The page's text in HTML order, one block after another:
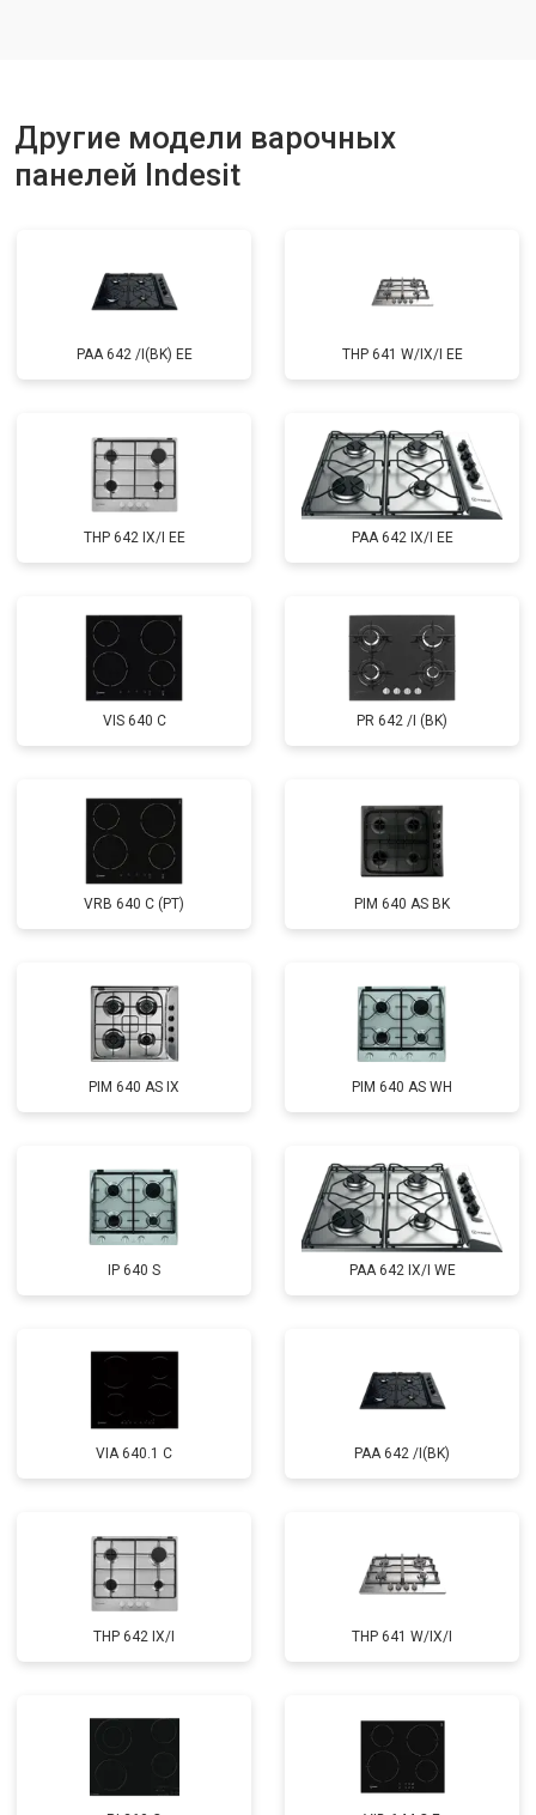
Другие модели варочных
панелей Indesit
PAA 642 /I(BK) EE THP 641 W/IX/I EE
THP 642 IX/I EE PAA 642 IX/I EE
VIS 640 C PR 642 /I (BK)
VRB 640 C (PT) PIM 640 AS BK
PIM 640 AS IX PIM 640 AS WH
IP 640 S PAA 642 IX/I WE
VIA 640.1 C PAA 642 /I(BK)
THP 642 IX/I THP 641 W/IX/I